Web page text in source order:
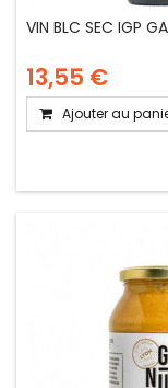
VIN BLC SEC IGP
13,55 €
Ajouter au